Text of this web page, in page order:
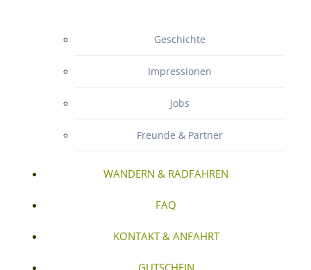
Geschichte
Impressionen
Jobs
Freunde & Partner
WANDERN & RADFAHREN
FAQ
KONTAKT & ANFAHRT
GUTSCHEIN